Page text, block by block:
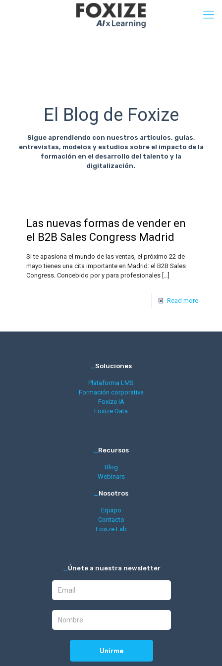
El Blog de Foxize
Sigue aprendiendo con nuestros artículos, guías,
entrevistas, modelos y estudios sobre el impacto de la
formación en el desarrollo del talento y la
digitalización.
Las nuevas formas de vender en
el B2B Sales Congress Madrid
Si te apasiona el mundo de las ventas, el próximo 22 de
mayo tienes una cita importante en Madrid: el B2B Sales
Congress. Concebido por y para profesionales […]
Read more
_Soluciones
Plataforma LMS
Formación corporativa
Foxize IA
Foxize Data
_Recursos
Blog
Webinars
_Nosotros
Equipo
Contacto
Foxize Lab
_Únete a nuestra newsletter